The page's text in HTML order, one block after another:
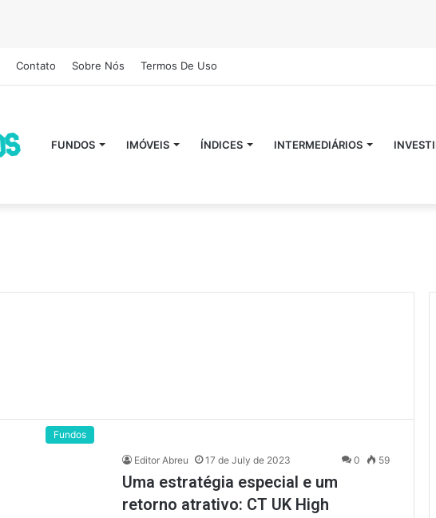
Contato Sobre Nós Termos De Uso
FUNDOS IMÓVEIS ÍNDICES INTERMEDIÁRIOS
Fundos
Editor Abreu 17 de July de 2023 0 59
Uma estratégia especial e um
retorno atrativo: CT UK High